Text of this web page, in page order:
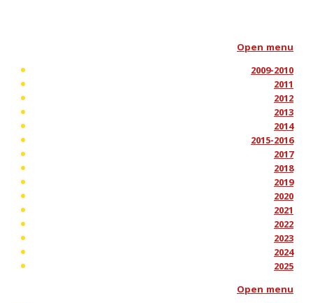
Open menu
2009-2010
2011
2012
2013
2014
2015-2016
2017
2018
2019
2020
2021
2022
2023
2024
2025
Open menu